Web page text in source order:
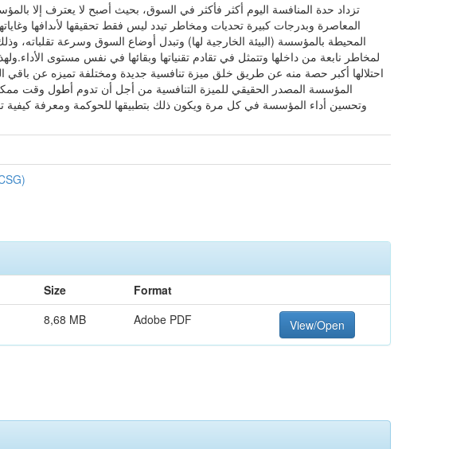
تزداد حدة المنافسة اليوم أكثر فأكثر في السوق، بحيث أصبح لا يعترف إلا
المعاصرة وبدرجات كبيرة تحديات ومخاطر تيدد ليس فقط تحقيقها لأىدافها
المحيطة بالمؤسسة (البيئة الخارجية لها) وتبدل أوضاع السوق وسرعة
لمخاطر نابعة من داخلها وتتمثل في تقادم تقنياتها وبقائها في نفس مستوى
احتلالها أكبر حصة منه عن طريق خلق ميزة تنافسية جديدة ومختلفة تميزه عن باقي
المؤسسة المصدر الحقيقي للميزة التنافسية من أجل أن تدوم أطول وقت ممكن
وتحسين أداء المؤسسة في كل مرة ويكون ذلك بتطبيقها للحوكمة ومعرفة كيفية
Size
Format
8,68 MB Adobe PDF View/Open